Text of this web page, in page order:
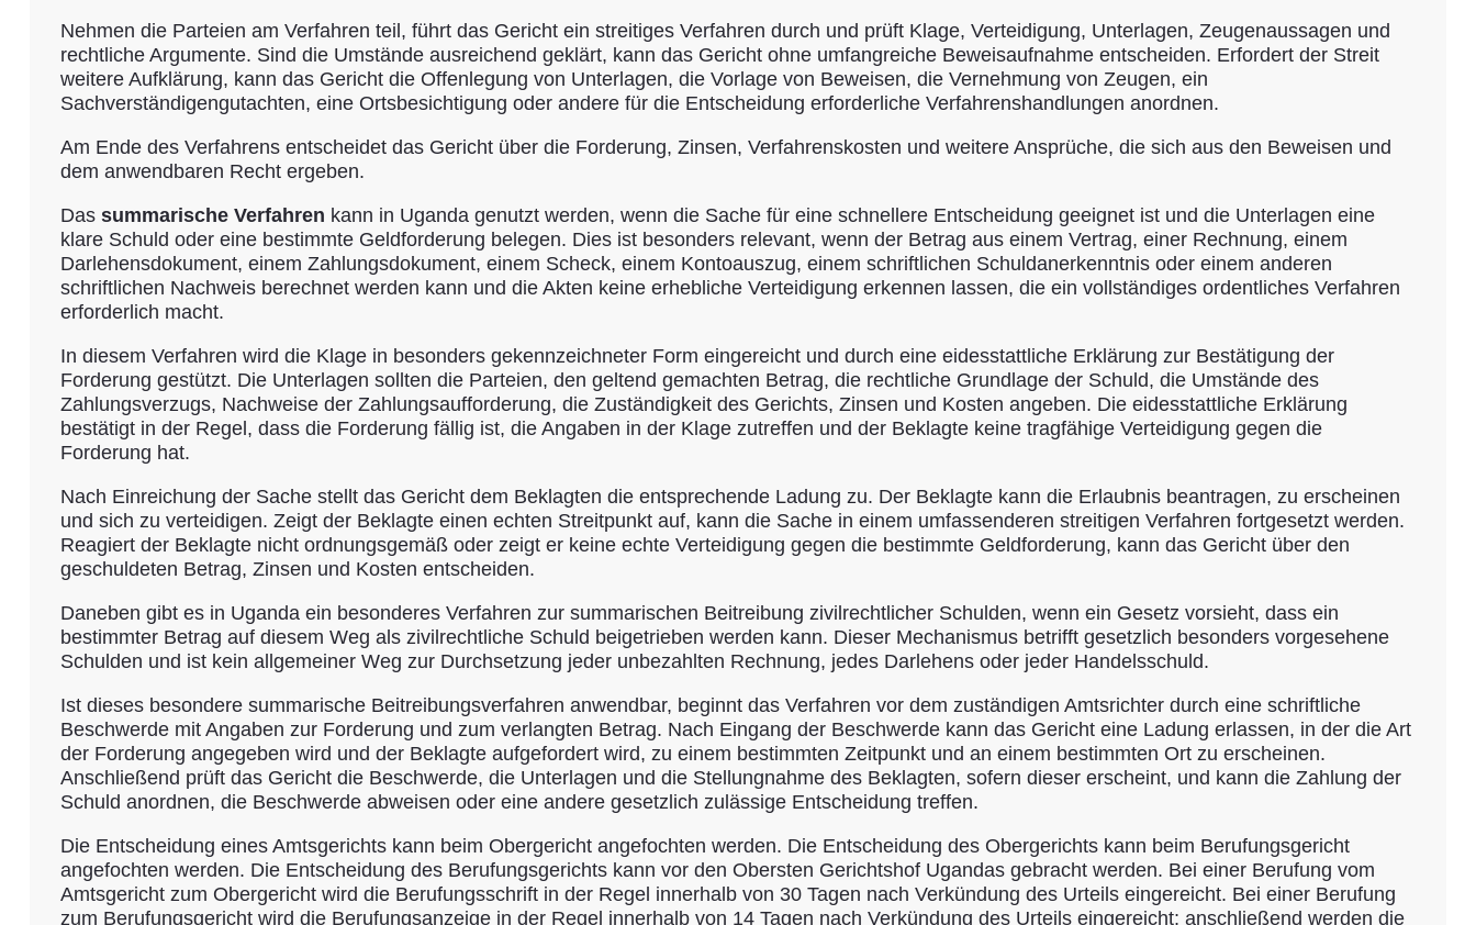
Nehmen die Parteien am Verfahren teil, führt das Gericht ein streitiges Verfahren durch und prüft Klage, Verteidigung, Unterlagen, Zeugenaussagen und
rechtliche Argumente. Sind die Umstände ausreichend geklärt, kann das Gericht ohne umfangreiche Beweisaufnahme entscheiden. Erfordert der Streit
weitere Aufklärung, kann das Gericht die Offenlegung von Unterlagen, die Vorlage von Beweisen, die Vernehmung von Zeugen, ein
Sachverständigengutachten, eine Ortsbesichtigung oder andere für die Entscheidung erforderliche Verfahrenshandlungen anordnen.
Am Ende des Verfahrens entscheidet das Gericht über die Forderung, Zinsen, Verfahrenskosten und weitere Ansprüche, die sich aus den Beweisen und
dem anwendbaren Recht ergeben.
Dassummarische Verfahren kann in Uganda genutzt werden, wenn die Sache für eine schnellere Entscheidung geeignet ist und die Unterlagen eine
klare Schuld oder eine bestimmte Geldforderung belegen. Dies ist besonders relevant, wenn der Betrag aus einem Vertrag, einer Rechnung, einem
Darlehensdokument, einem Zahlungsdokument, einem Scheck, einem Kontoauszug, einem schriftlichen Schuldanerkenntnis oder einem anderen
schriftlichen Nachweis berechnet werden kann und die Akten keine erhebliche Verteidigung erkennen lassen, die ein vollständiges ordentliches Verfahren
erforderlich macht.
In diesem Verfahren wird die Klage in besonders gekennzeichneter Form eingereicht und durch eine eidesstattliche Erklärung zur Bestätigung der
Forderung gestützt. Die Unterlagen sollten die Parteien, den geltend gemachten Betrag, die rechtliche Grundlage der Schuld, die Umstände des
Zahlungsverzugs, Nachweise der Zahlungsaufforderung, die Zuständigkeit des Gerichts, Zinsen und Kosten angeben. Die eidesstattliche Erklärung
bestätigt in der Regel, dass die Forderung fällig ist, die Angaben in der Klage zutreffen und der Beklagte keine tragfähige Verteidigung gegen die
Forderung hat.
Nach Einreichung der Sache stellt das Gericht dem Beklagten die entsprechende Ladung zu. Der Beklagte kann die Erlaubnis beantragen, zu erscheinen
und sich zu verteidigen. Zeigt der Beklagte einen echten Streitpunkt auf, kann die Sache in einem umfassenderen streitigen Verfahren fortgesetzt werden.
Reagiert der Beklagte nicht ordnungsgemäß oder zeigt er keine echte Verteidigung gegen die bestimmte Geldforderung, kann das Gericht über den
geschuldeten Betrag, Zinsen und Kosten entscheiden.
Daneben gibt es in Uganda ein besonderes Verfahren zur summarischen Beitreibung zivilrechtlicher Schulden, wenn ein Gesetz vorsieht, dass ein
bestimmter Betrag auf diesem Weg als zivilrechtliche Schuld beigetrieben werden kann. Dieser Mechanismus betrifft gesetzlich besonders vorgesehene
Schulden und ist kein allgemeiner Weg zur Durchsetzung jeder unbezahlten Rechnung, jedes Darlehens oder jeder Handelsschuld.
Ist dieses besondere summarische Beitreibungsverfahren anwendbar, beginnt das Verfahren vor dem zuständigen Amtsrichter durch eine schriftliche
Beschwerde mit Angaben zur Forderung und zum verlangten Betrag. Nach Eingang der Beschwerde kann das Gericht eine Ladung erlassen, in der die Art
der Forderung angegeben wird und der Beklagte aufgefordert wird, zu einem bestimmten Zeitpunkt und an einem bestimmten Ort zu erscheinen.
Anschließend prüft das Gericht die Beschwerde, die Unterlagen und die Stellungnahme des Beklagten, sofern dieser erscheint, und kann die Zahlung der
Schuld anordnen, die Beschwerde abweisen oder eine andere gesetzlich zulässige Entscheidung treffen.
Die Entscheidung eines Amtsgerichts kann beim Obergericht angefochten werden. Die Entscheidung des Obergerichts kann beim Berufungsgericht
angefochten werden. Die Entscheidung des Berufungsgerichts kann vor den Obersten Gerichtshof Ugandas gebracht werden. Bei einer Berufung vom
Amtsgericht zum Obergericht wird die Berufungsschrift in der Regel innerhalb von 30 Tagen nach Verkündung des Urteils eingereicht. Bei einer Berufung
zum Berufungsgericht wird die Berufungsanzeige in der Regel innerhalb von 14 Tagen nach Verkündung des Urteils eingereicht; anschließend werden die